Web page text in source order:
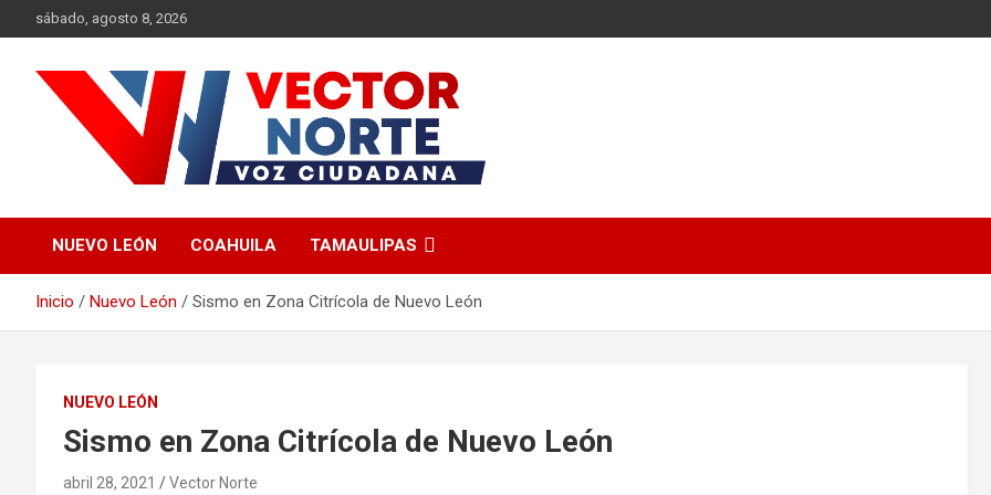
al
sábado, agosto 8, 2026
Vector Norte
NUEVO LEÓN COAHUILA TAMAULIPAS
Inicio Nuevo León Sismo en Zona Citrícola de Nuevo León
NUEVO LEÓN
Sismo en Zona Citrícola de Nuevo León
abril 28, 2021 Vector Norte